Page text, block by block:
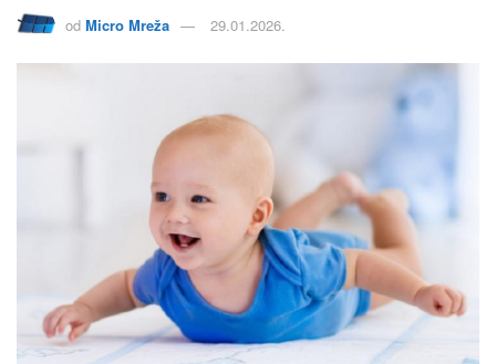
od Micro Mreža 29.01.2026.